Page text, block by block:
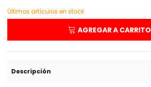
Últimos artículos en stock
AGREGAR A CARRITO
Descripción